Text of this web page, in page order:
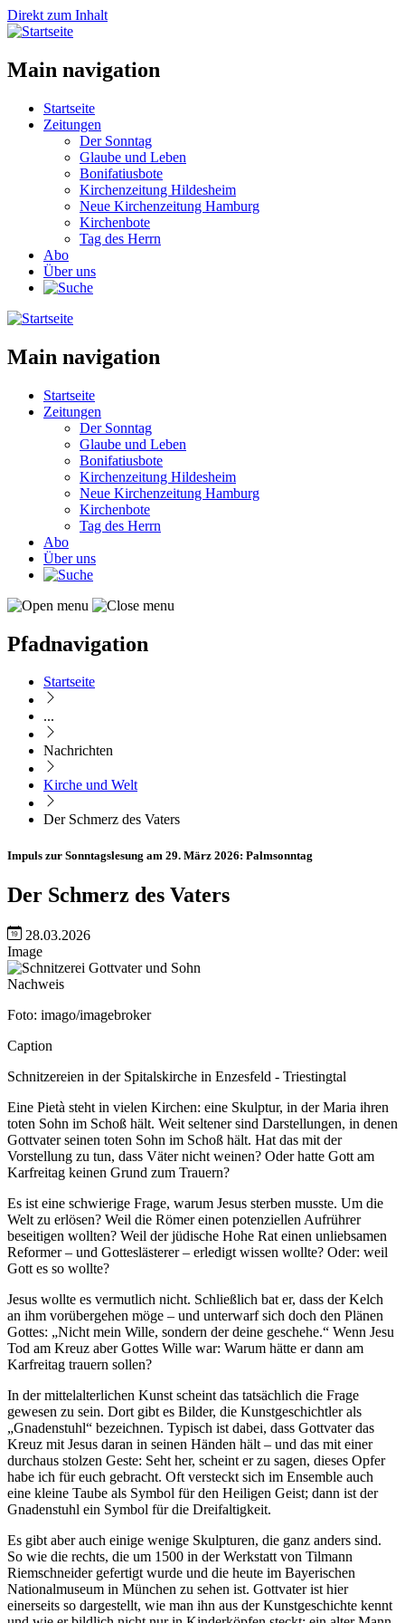
Direkt zum Inhalt
Main navigation
Startseite
Zeitungen
Der Sonntag
Glaube und Leben
Bonifatiusbote
Kirchenzeitung Hildesheim
Neue Kirchenzeitung Hamburg
Kirchenbote
Tag des Herrn
Abo
Über uns
Main navigation
Startseite
Zeitungen
Der Sonntag
Glaube und Leben
Bonifatiusbote
Kirchenzeitung Hildesheim
Neue Kirchenzeitung Hamburg
Kirchenbote
Tag des Herrn
Abo
Über uns
Pfadnavigation
Startseite
...
Nachrichten
Kirche und Welt
Der Schmerz des Vaters
Impuls zur Sonntagslesung am 29. März 2026: Palmsonntag
Der Schmerz des Vaters
28.03.2026
Image
Nachweis
Foto: imago/imagebroker
Caption
Schnitzereien in der Spitalskirche in Enzesfeld - Triestingtal
Eine Pietà steht in vielen Kirchen: eine Skulptur, in der Maria ihren
toten Sohn im Schoß hält. Weit seltener sind Darstellungen, in denen
Gottvater seinen toten Sohn im Schoß hält. Hat das mit der
Vorstellung zu tun, dass Väter nicht weinen? Oder hatte Gott am
Karfreitag keinen Grund zum Trauern?
Es ist eine schwierige Frage, warum Jesus sterben musste. Um die
Welt zu erlösen? Weil die Römer einen potenziellen Aufrührer
beseitigen wollten? Weil der jüdische Hohe Rat einen unliebsamen
Reformer – und Gotteslästerer – erledigt wissen wollte? Oder: weil
Gott es so wollte?
Jesus wollte es vermutlich nicht. Schließlich bat er, dass der Kelch
an ihm vorübergehen möge – und unterwarf sich doch den Plänen
Gottes: „Nicht mein Wille, sondern der deine geschehe.“ Wenn Jesu
Tod am Kreuz aber Gottes Wille war: Warum hätte er dann am
Karfreitag trauern sollen?
In der mittelalterlichen Kunst scheint das tatsächlich die Frage
gewesen zu sein. Dort gibt es Bilder, die Kunstgeschichtler als
„Gnadenstuhl“ bezeichnen. Typisch ist dabei, dass Gottvater das
Kreuz mit Jesus daran in seinen Händen hält – und das mit einer
durchaus stolzen Geste: Seht her, scheint er zu sagen, dieses Opfer
habe ich für euch gebracht. Oft versteckt sich im Ensemble auch
eine kleine Taube als Symbol für den Heiligen Geist; dann ist der
Gnadenstuhl ein Symbol für die Dreifaltigkeit.
Es gibt aber auch einige wenige Skulpturen, die ganz anders sind.
So wie die rechts, die um 1500 in der Werkstatt von Tilmann
Riemschneider gefertigt wurde und die heute im Bayerischen
Nationalmuseum in München zu sehen ist. Gottvater ist hier
einerseits so dargestellt, wie man ihn aus der Kunstgeschichte kennt